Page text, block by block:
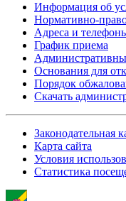
Информация об
Нормативно-
Адреса и
График приема
Основания для
Порядок
Скачать
Законодательная
Карта сайта
Условия
Статистика